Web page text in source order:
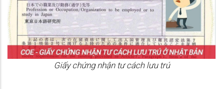
Giấy chứng nhận tư cách lưu trú